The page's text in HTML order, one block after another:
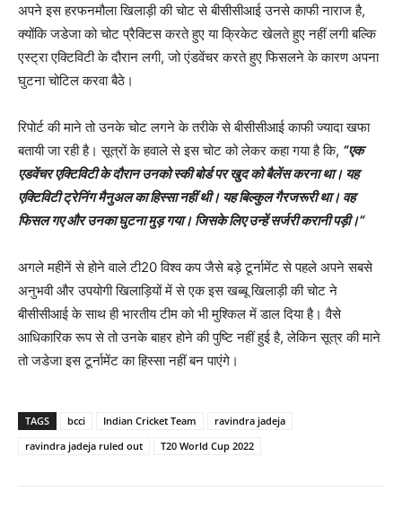
अपने इस हरफनमौला खिलाड़ी की चोट से बीसीसीआई उनसे काफी नाराज है,
क्योंकि जडेजा को चोट प्रैक्टिस करते हुए या क्रिकेट खेलते हुए नहीं लगी बल्कि
एस्ट्रा एक्टिविटी के दौरान लगी, जो एंडवेंचर करते हुए फिसलने के कारण अपना
घुटना चोटिल करवा बैठे।
रिपोर्ट की माने तो उनके चोट लगने के तरीके से बीसीसीआई काफी ज्यादा खफा
बतायी जा रही है। सूत्रों के हवाले से इस चोट को लेकर कहा गया है कि, “एक
एडवेंचर एक्टिविटी के दौरान उनको स्की बोर्ड पर खुद को बैलेंस करना था। यह
एक्टिविटी ट्रेनिंग मैनुअल का हिस्सा नहीं थी। यह बिल्कुल गैरजरूरी था। वह
फिसल गए और उनका घुटना मुड़ गया। जिसके लिए उन्हें सर्जरी करानी पड़ी।“
अगले महीनें से होने वाले टी20 विश्व कप जैसे बड़े टूर्नामेंट से पहले अपने सबसे
अनुभवी और उपयोगी खिलाड़ियों में से एक इस खब्बू खिलाड़ी की चोट ने
बीसीसीआई के साथ ही भारतीय टीम को भी मुश्किल में डाल दिया है। वैसे
आधिकारिक रूप से तो उनके बाहर होने की पुष्टि नहीं हुई है, लेकिन सूत्र की माने
तो जडेजा इस टूर्नामेंट का हिस्सा नहीं बन पाएंगे।
TAGS bcci Indian Cricket Team
ravindra jadeja
ravindra jadeja ruled out
T20 World Cup 2022